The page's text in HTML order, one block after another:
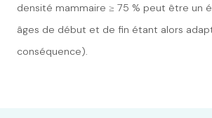
densité mammaire ≥ 75 % peut être un
âges de début et de fin étant alors
conséquence).